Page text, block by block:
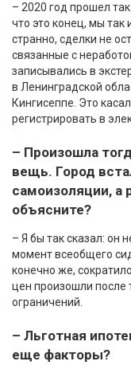
– 2020 год прошел
что это конец, мы так
странно, сделки не
связанные с
записывались в
в Ленинградской
Кингисеппе. Это
регистрировать в
– Произошла
вещь. Город
самоизоляции, а
объясните?
– Я бы так сказал: он
момент всеобщего
конечно же,
цен произошли после
ограничений.
– Льготная
еще факторы?